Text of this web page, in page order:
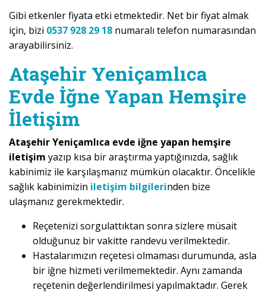
Gibi etkenler fiyata etki etmektedir. Net bir fiyat almak
için, bizi 0537 928 29 18 numaralı telefon numarasından
arayabilirsiniz.
Ataşehir Yeniçamlıca
Evde İğne Yapan Hemşire
İletişim
Ataşehir Yeniçamlıca evde iğne yapan hemşire
iletişim yazıp kısa bir araştırma yaptığınızda, sağlık
kabinimiz ile karşılaşmanız mümkün olacaktır. Öncelikle
sağlık kabinimizin iletişim bilgilerinden bize
ulaşmanız gerekmektedir.
Reçetenizi sorgulattıktan sonra sizlere müsait
olduğunuz bir vakitte randevu verilmektedir.
Hastalarımızın reçetesi olmaması durumunda, asla
bir iğne hizmeti verilmemektedir. Aynı zamanda
reçetenin değerlendirilmesi yapılmaktadır. Gerek